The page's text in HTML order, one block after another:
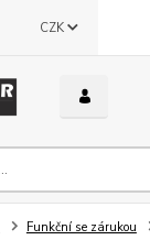
CZK
Funkční se zárukou